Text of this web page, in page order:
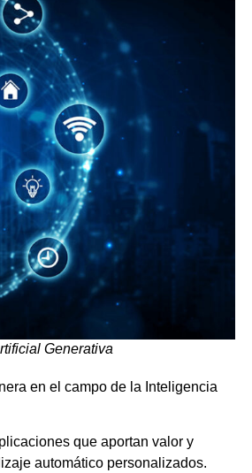
Generativa
en el campo de la Inteligencia
que aportan valor y
automático personalizados.